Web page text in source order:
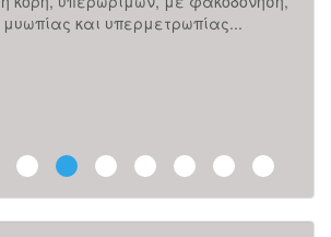
και υπερμετρωπίας...